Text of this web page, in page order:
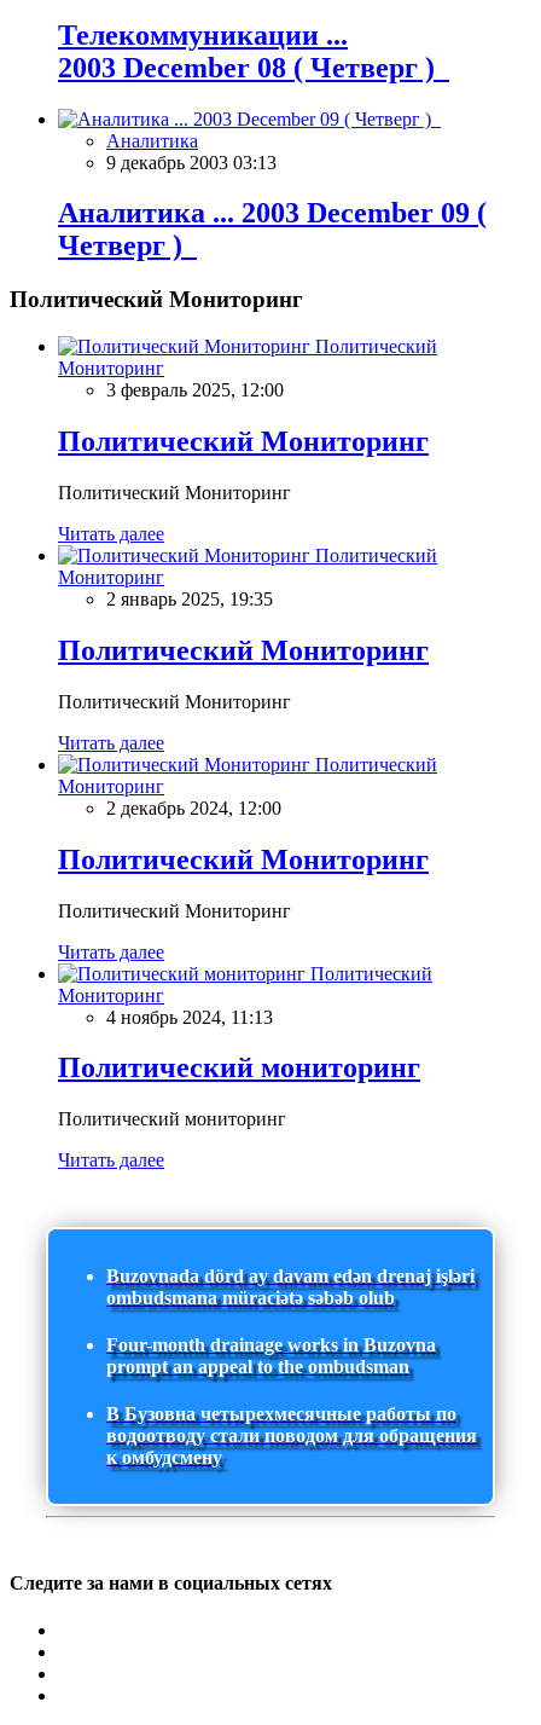
Телекоммуникации ...
2003 December 08 ( Четверг )
Аналитика
9 декабрь 2003 03:13
Аналитика ... 2003 December 09 (
Четверг )
Политический Мониторинг
Политический
Мониторинг
3 февраль 2025, 12:00
Политический Мониторинг
Политический Мониторинг
Читать далее
Политический
Мониторинг
2 январь 2025, 19:35
Политический Мониторинг
Политический Мониторинг
Читать далее
Политический
Мониторинг
2 декабрь 2024, 12:00
Политический Мониторинг
Политический Мониторинг
Читать далее
Политический
Мониторинг
4 ноябрь 2024, 11:13
Политический мониторинг
Политический мониторинг
Читать далее
Buzovnada dörd ay davam edən drenaj işləri
ombudsmana müraciətə səbəb olub
Four-month drainage works in Buzovna
prompt an appeal to the ombudsman
В Бузовна четырехмесячные работы по
водоотводу стали поводом для обращения
к омбудсмену
Следите за нами в социальных сетях